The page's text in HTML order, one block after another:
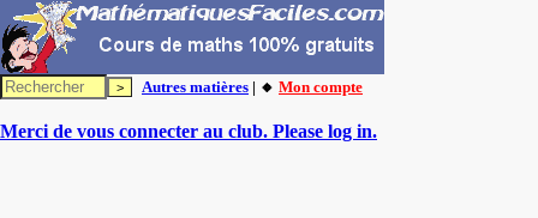
Autres matières | 🔸 Mon compte
Merci de vous connecter au club. Please log in.